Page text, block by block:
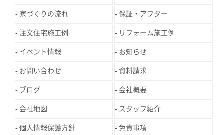
家づくりの流れ 保証・アフター
注文住宅施工例 リフォーム施工例
イベント情報 お知らせ
お問い合わせ 資料請求
ブログ 会社概要
会社地図 スタッフ紹介
個人情報保護方針 免責事項